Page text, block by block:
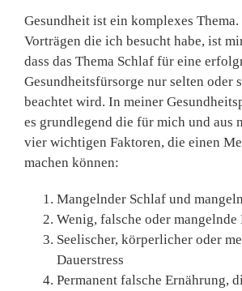
Gesundheit ist ein komplexes
Vorträgen die ich besucht habe, ist
dass das Thema Schlaf für eine
Gesundheitsfürsorge nur selten oder
beachtet wird. In meiner
es grundlegend die für mich und aus
vier wichtigen Faktoren, die einen
machen können:
Mangelnder Schlaf und
Wenig, falsche oder mangelnde
Seelischer, körperlicher oder
Dauerstress
Permanent falsche Ernährung,